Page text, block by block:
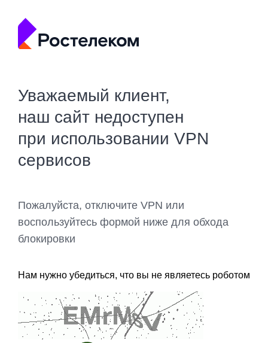
Уважаемый клиент,
наш сайт недоступен
при использовании VPN
сервисов
Пожалуйста, отключите VPN или
воспользуйтесь формой ниже для обхода
блокировки
Нам нужно убедиться, что вы не являетесь роботом